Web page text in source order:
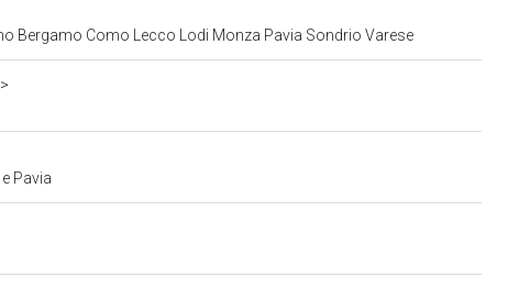
Bergamo Como Lecco Lodi Monza Pavia Sondrio Varese
Pavia